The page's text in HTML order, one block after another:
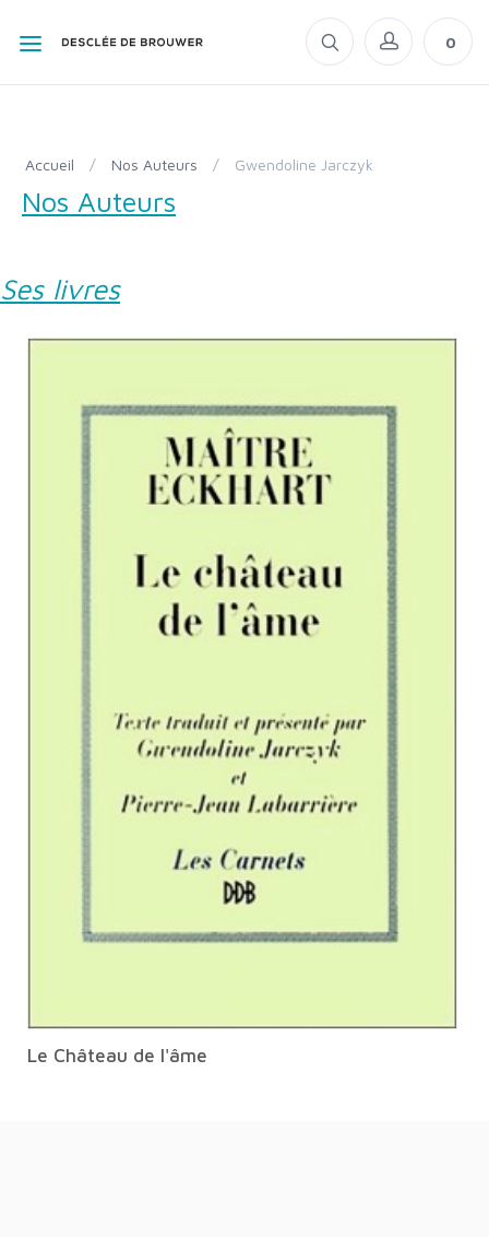
0
Accueil / Nos Auteurs / Gwendoline Jarczyk
Nos Auteurs
Ses livres
Le Château de l'âme